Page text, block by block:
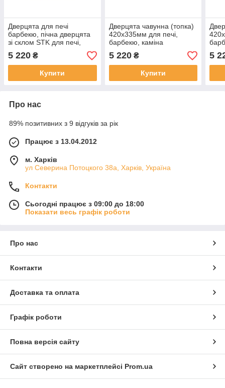
Дверцята для печі
барбекю, пічна дверцята
зі склом STK для печі,
5 220 ₴
Купити
Дверцята чавунна (топка)
420х335мм для печі,
барбекю, каміна
5 220₴
Купити
5
Про нас
89% позитивних з 9 відгуків за рік
Працює з 13.04.2012
м. Харків
ул Северина Потоцкого 38а, Харків, Україна
Контакти
Сьогодні працює з 09:00 до 18:00
Показати весь графік роботи
Про нас
Контакти
Доставка та оплата
Графік роботи
Повна версія сайту
Сайт створено на маркетплейсі Prom.ua